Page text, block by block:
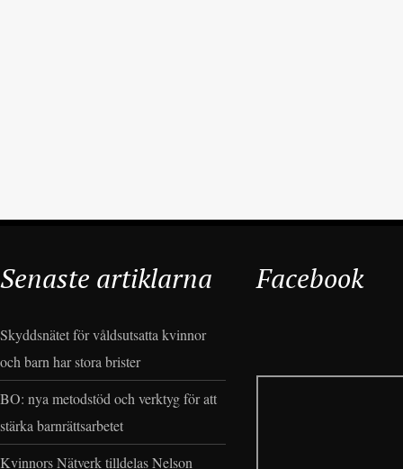
Senaste artiklarna
Skyddsnätet för våldsutsatta kvinnor
och barn har stora brister
BO: nya metodstöd och verktyg för att
stärka barnrättsarbetet
Kvinnors Nätverk tilldelas Nelson
Facebook